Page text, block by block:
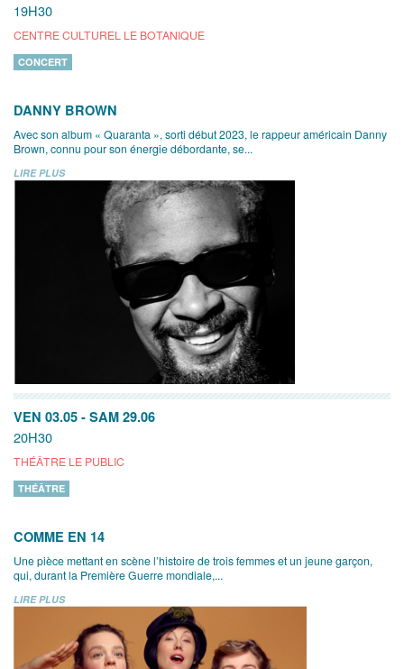
19H30
CENTRE CULTUREL LE BOTANIQUE
CONCERT
DANNY BROWN
Avec son album « Quaranta », sorti début 2023, le rappeur américain Danny
Brown, connu pour son énergie débordante, se...
LIRE PLUS
VEN 03.05 - SAM 29.06
20H30
THÉÂTRE LE PUBLIC
THÉÂTRE
COMME EN 14
Une pièce mettant en scène l’histoire de trois femmes et un jeune garçon,
qui, durant la Première Guerre mondiale,...
LIRE PLUS